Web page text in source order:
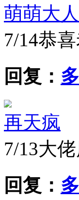
萌萌大人
7/14恭
回复：
再天疯
7/13大
回复：